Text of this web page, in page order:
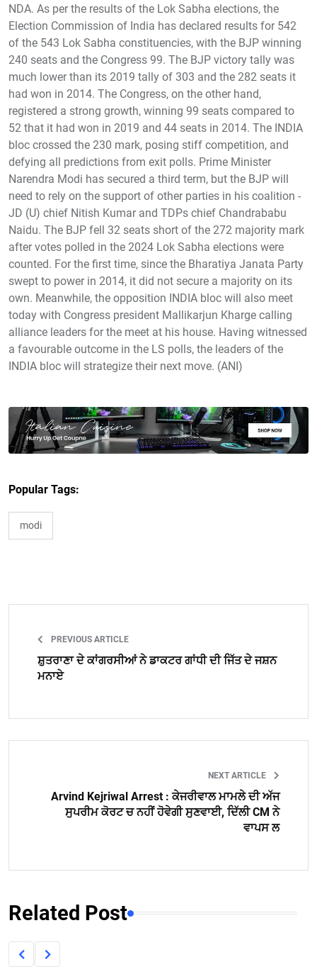
NDA. As per the results of the Lok Sabha elections, the
Election Commission of India has declared results for 542
of the 543 Lok Sabha constituencies, with the BJP winning
240 seats and the Congress 99. The BJP victory tally was
much lower than its 2019 tally of 303 and the 282 seats it
had won in 2014. The Congress, on the other hand,
registered a strong growth, winning 99 seats compared to
52 that it had won in 2019 and 44 seats in 2014. The INDIA
bloc crossed the 230 mark, posing stiff competition, and
defying all predictions from exit polls. Prime Minister
Narendra Modi has secured a third term, but the BJP will
need to rely on the support of other parties in his coalition -
JD (U) chief Nitish Kumar and TDPs chief Chandrababu
Naidu. The BJP fell 32 seats short of the 272 majority mark
after votes polled in the 2024 Lok Sabha elections were
counted. For the first time, since the Bharatiya Janata Party
swept to power in 2014, it did not secure a majority on its
own. Meanwhile, the opposition INDIA bloc will also meet
today with Congress president Mallikarjun Kharge calling
alliance leaders for the meet at his house. Having witnessed
a favourable outcome in the LS polls, the leaders of the
INDIA bloc will strategize their next move. (ANI)
Popular Tags:
modi
PREVIOUS ARTICLE
ਸ਼ੁਤਰਾਣਾ ਦੇ ਕਾਂਗਰਸੀਆਂ ਨੇ ਡਾਕਟਰ ਗਾਂਧੀ ਦੀ ਜਿੱਤ ਦੇ ਜਸ਼ਨ
ਮਨਾਏ
NEXT ARTICLE
Arvind Kejriwal Arrest : ਕੇਜਰੀਵਾਲ ਮਾਮਲੇ ਦੀ ਅੱਜ
ਸੁਪਰੀਮ ਕੋਰਟ ਚ ਨਹੀਂ ਹੋਵੇਗੀ ਸੁਣਵਾਈ, ਦਿੱਲੀ CM ਨੇ
ਵਾਪਸ ਲ
Related Post